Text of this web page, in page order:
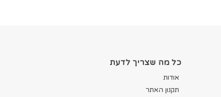
כל מה שצריך לדעת
אודות
תקנון האתר